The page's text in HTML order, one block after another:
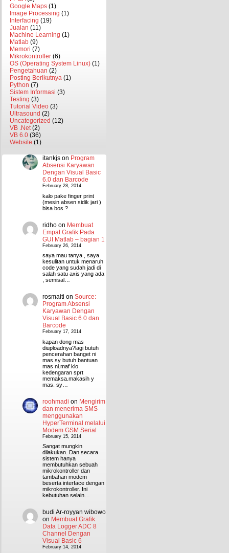
Google Maps (1)
Image Processing (1)
Interfacing (19)
Jualan (11)
Machine Learning (1)
Matlab (9)
Memori (7)
Mikrokontroller (6)
OS (Operating System Linux) (1)
Pengetahuan (2)
Posting Berikutnya (1)
Python (7)
Sistem Informasi (3)
Testing (3)
Tutorial Video (3)
Ultrasound (2)
Uncategorized (12)
VB .Net(2)
VB 6.0 (36)
Website (1)
itankjs on Program
Absensi Karyawan
Dengan Visual Basic
6.0 dan Barcode
February 28, 2014
kalo pake finger print
(mesin absen sidik jari )
bisa bos ?
ridho on Membuat
Empat Grafik Pada
GUI Matlab – bagian 1
February 26, 2014
saya mau tanya , saya
kesulitan untuk menaruh
code yang sudah jadi di
salah satu axis yang ada
, semisal…
rosmaiti on Source:
Program Absensi
Karyawan Dengan
Visual Basic 6.0 dan
Barcode
February 17, 2014
kapan dong mas
diuploadnya?lagi butuh
pencerahan banget ni
mas.sy butuh bantuan
mas ni.maf klo
kedengaran sprt
memaksa.makasih y
mas. sy…
roohmadi on Mengirim
dan menerima SMS
menggunakan
HyperTerminal melalui
Modem GSM Serial
February 15, 2014
Sangat mungkin
dilakukan. Dan secara
sistem hanya
membutuhkan sebuah
mikrokontroller dan
tambahan modem
beserta interface dengan
mikrokontroller. Ini
kebutuhan selain…
budi Ar-royyan wibowo
on Membuat Grafik
Data Logger ADC 8
Channel Dengan
Visual Basic 6
February 14, 2014